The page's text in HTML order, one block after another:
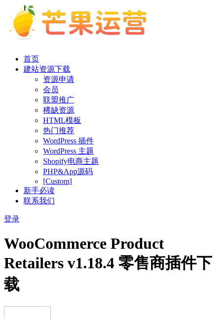
首页
建站资源下载
资源申请
会员
联盟推广
稀缺资源
HTML模板
热门推荐
WordPress 插件
WordPress 主题
Shopify电商主题
PHP&App源码
[Custom]
新手必读
联系我们
登录
WooCommerce Product
Retailers v1.18.4 零售商插件下
载